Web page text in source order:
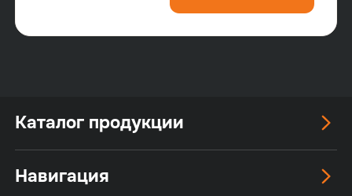
Каталог продукции
Навигация